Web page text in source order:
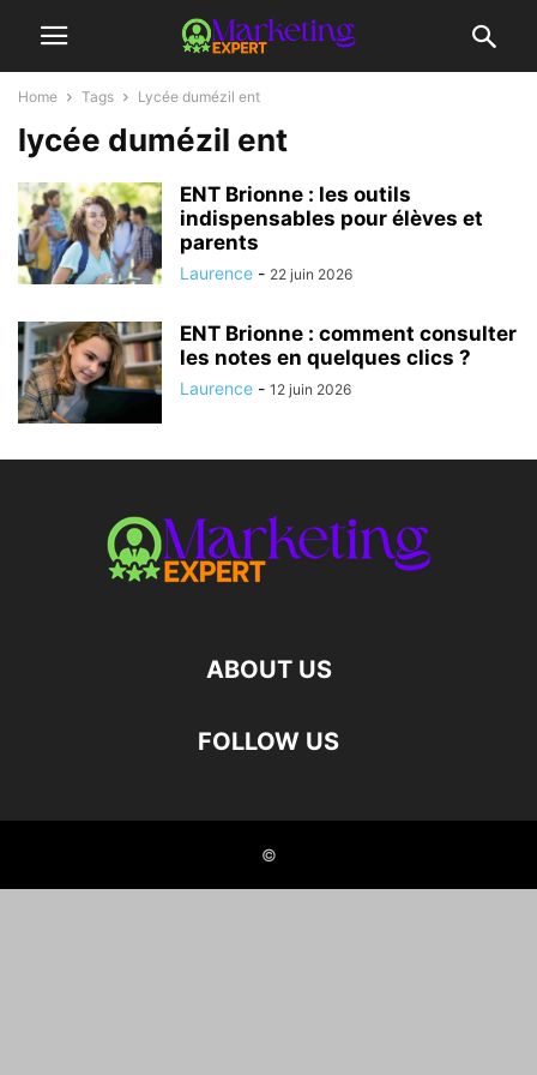
Home Tags Lycée dumézil ent
lycée dumézil ent
ENT Brionne : les outils
indispensables pour élèves et
parents
Laurence - 22 juin 2026
ENT Brionne : comment consulter
les notes en quelques clics ?
Laurence - 12 juin 2026
ABOUT US
FOLLOW US
©